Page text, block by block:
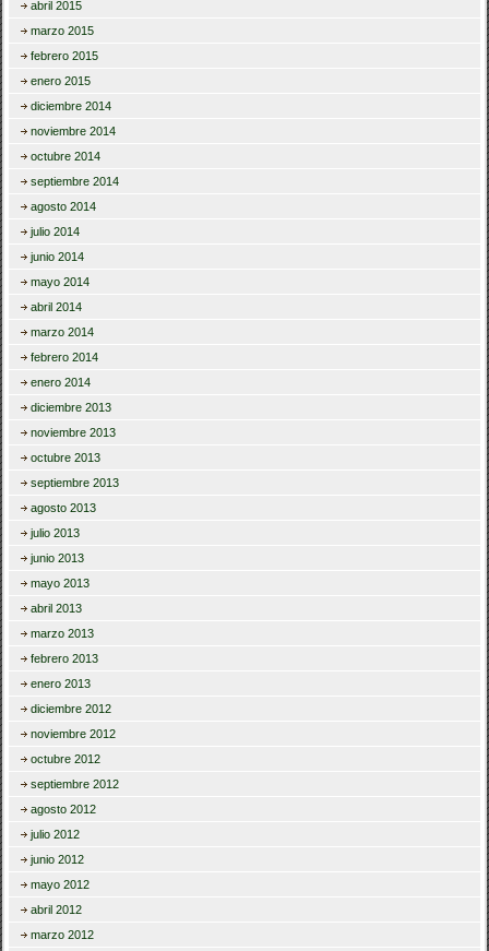
abril 2015
marzo 2015
febrero 2015
enero 2015
diciembre 2014
noviembre 2014
octubre 2014
septiembre 2014
agosto 2014
julio 2014
junio 2014
mayo 2014
abril 2014
marzo 2014
febrero 2014
enero 2014
diciembre 2013
noviembre 2013
octubre 2013
septiembre 2013
agosto 2013
julio 2013
junio 2013
mayo 2013
abril 2013
marzo 2013
febrero 2013
enero 2013
diciembre 2012
noviembre 2012
octubre 2012
septiembre 2012
agosto 2012
julio 2012
junio 2012
mayo 2012
abril 2012
marzo 2012